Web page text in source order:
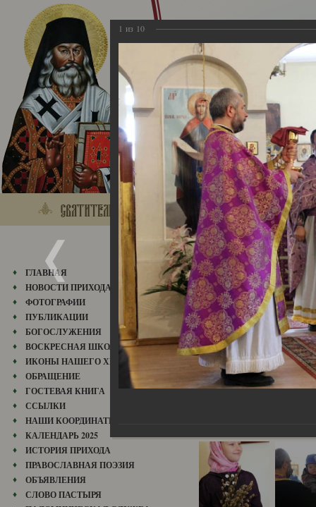
ГЛАВНАЯ
НОВОСТИ ПРИХОДА
ФОТОГРАФИИ
ПУБЛИКАЦИИ
БОГОСЛУЖЕНИЯ
ВОСКРЕСНАЯ ШКОЛА
ИКОНЫ НАШЕГО ХРАМА
ОБРАЩЕНИЕ
ГОСТЕВАЯ КНИГА
ССЫЛКИ
НАШИ КООРДИНАТЫ
КАЛЕНДАРЬ 2025
ИСТОРИЯ ПРИХОДА
ПРАВОСЛАВНАЯ ПОЭЗИЯ
ОБЪЯВЛЕНИЯ
СЛОВО ПАСТЫРЯ
28.04.2013
1 из 10